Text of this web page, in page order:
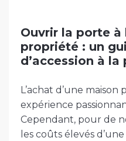
Ouvrir la porte à
propriété : un
d’accession à
L’achat d’une
expérience
Cependant, pour de
les coûts élevés d’une